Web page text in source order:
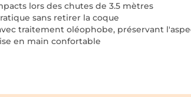
lors des chutes de 3.5 mètres
sans retirer la coque
traitement oléophobe, préservant
en main confortable